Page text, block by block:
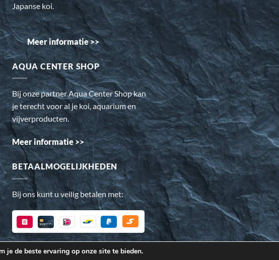
Japanse koi.
Meer informatie >>
AQUA CENTER SHOP
Bij onze partner Aqua Center Shop kan
je terecht voor al je koi, aquarium en
vijverproducten.
Meer informatie >>
BETAALMOGELIJKHEDEN
Bij ons kunt u veilig betalen met:
je de beste ervaring op onze site te bieden.